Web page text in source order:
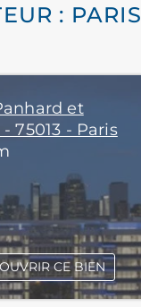
: PARIS
et
- 75013 - Paris
CE BIEN